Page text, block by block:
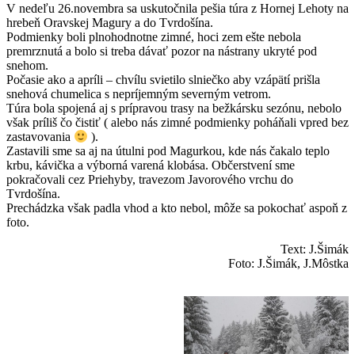
V nedeľu 26.novembra sa uskutočnila pešia túra z Hornej Lehoty na
hrebeň Oravskej Magury a do Tvrdošína.
Podmienky boli plnohodnotne zimné, hoci zem ešte nebola
premrznutá a bolo si treba dávať pozor na nástrany ukryté pod
snehom.
Počasie ako a apríli – chvílu svietilo slniečko aby vzápätí prišla
snehová chumelica s nepríjemným severným vetrom.
Túra bola spojená aj s prípravou trasy na bežkársku sezónu, nebolo
však príliš čo čistiť ( alebo nás zimné podmienky poháňali vpred bez
zastavovania
).
Zastavili sme sa aj na útulni pod Magurkou, kde nás čakalo teplo
krbu, kávička a výborná varená klobása. Občerstvení sme
pokračovali cez Priehyby, travezom Javorového vrchu do
Tvrdošína.
Prechádzka však padla vhod a kto nebol, môže sa pokochať aspoň z
foto.
Text: J.Šimák
Foto: J.Šimák, J.Môstka